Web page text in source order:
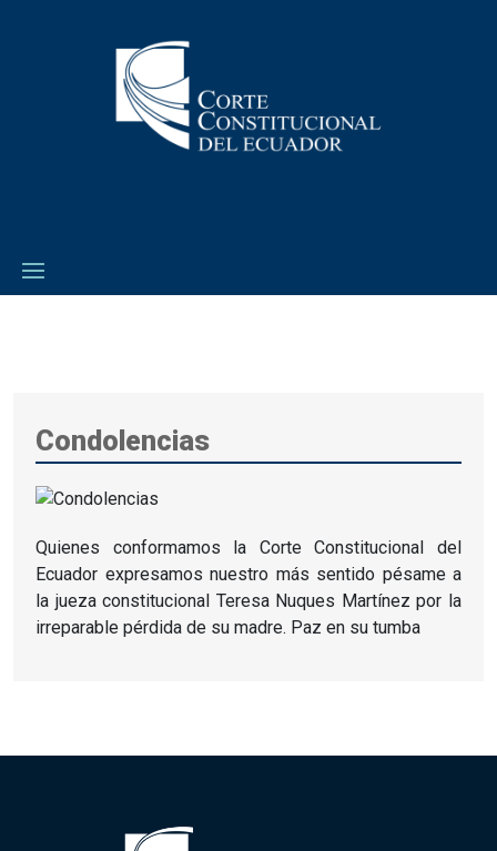
Condolencias
Quienes conformamos la Corte Constitucional del
Ecuador expresamos nuestro más sentido pésame a
la jueza constitucional Teresa Nuques Martínez por la
irreparable pérdida de su madre. Paz en su tumba